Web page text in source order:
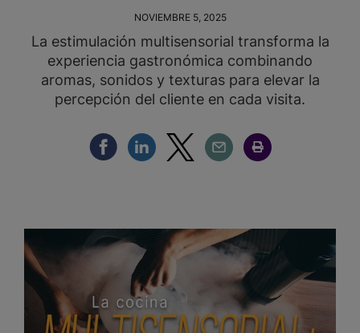
NOVIEMBRE 5, 2025
La estimulación multisensorial transforma la
experiencia gastronómica combinando
aromas, sonidos y texturas para elevar la
percepción del cliente en cada visita.
Compartir Facebook
Compartir Linkedin
Compartir Twitter
Compartir Email
Compartir Imprimir